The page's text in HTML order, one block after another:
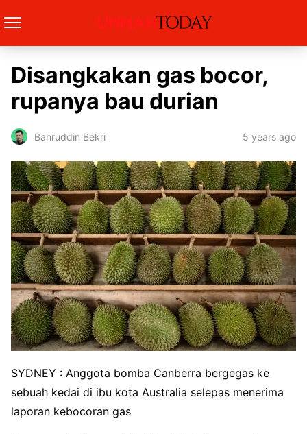
Disangkakan gas bocor,
rupanya bau durian
Bahruddin Bekri 5 years ago
SYDNEY : Anggota bomba Canberra bergegas ke
sebuah kedai di ibu kota Australia selepas menerima
laporan kebocoran gas